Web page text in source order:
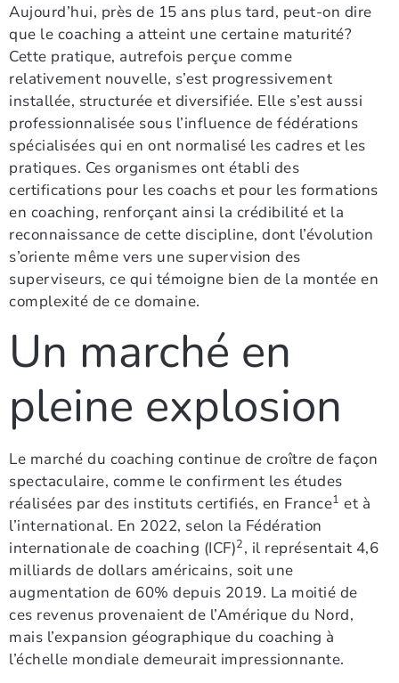
Aujourd’hui, près de 15 ans plus tard, peut-on dire
que le coaching a atteint une certaine maturité?
Cette pratique, autrefois perçue comme
relativement nouvelle, s’est progressivement
installée, structurée et diversifiée. Elle s’est aussi
professionnalisée sous l’influence de fédérations
spécialisées qui en ont normalisé les cadres et les
pratiques. Ces organismes ont établi des
certifications pour les coachs et pour les formations
en coaching, renforçant ainsi la crédibilité et la
reconnaissance de cette discipline, dont l’évolution
s’oriente même vers une supervision des
superviseurs, ce qui témoigne bien de la montée en
complexité de ce domaine.
Un marché en
pleine explosion
Le marché du coaching continue de croître de façon
spectaculaire, comme le confirment les études
réalisées par des instituts certifiés, en France1 et à
l’international. En 2022, selon la Fédération
internationale de coaching (ICF)2, il représentait 4,6
milliards de dollars américains, soit une
augmentation de 60% depuis 2019. La moitié de
ces revenus provenaient de l’Amérique du Nord,
mais l’expansion géographique du coaching à
l’échelle mondiale demeurait impressionnante.